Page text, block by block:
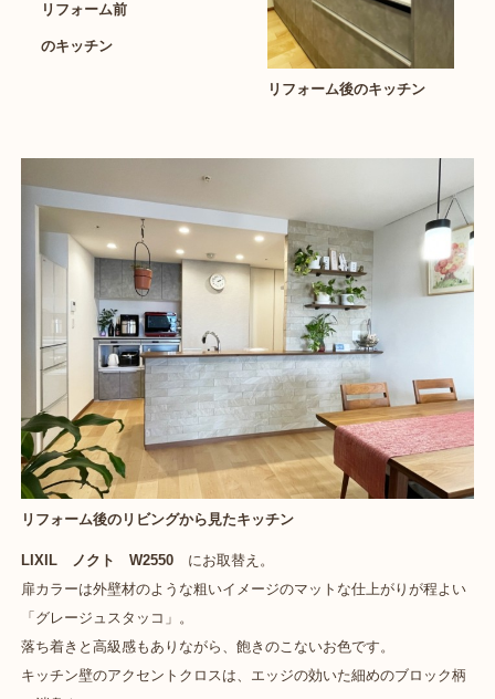
リフォーム前
のキッチン
リフォーム後のキッチン
リフォーム後のリビングから見たキッチン
LIXIL ノクト W2550 にお取替え。
扉カラーは外壁材のような粗いイメージのマットな仕上がりが程よい
「グレージュスタッコ」。
落ち着きと高級感もありながら、飽きのこないお色です。
キッチン壁のアクセントクロスは、エッジの効いた細めのブロック柄